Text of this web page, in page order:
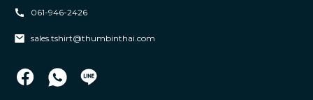
061-946-2426
sales.tshirt@thumbinthai.com